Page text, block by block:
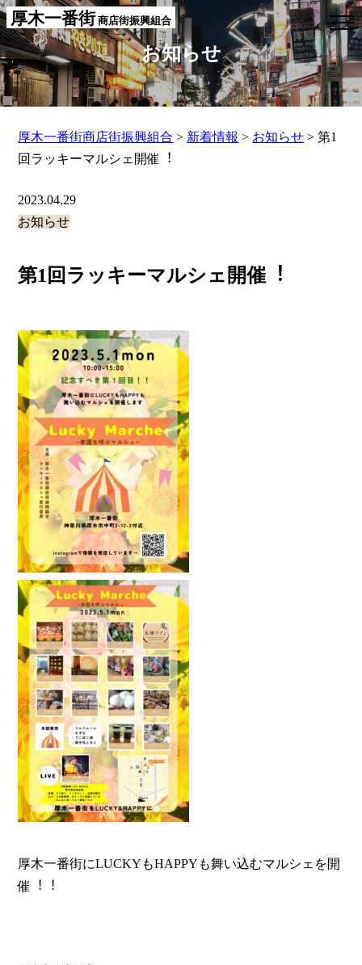
厚木一番街 商店街振興組合
お知らせ
厚木一番街商店街振興組合 > 新着情報 > お知らせ >第1
回ラッキーマルシェ開催︕
2023.04.29
お知らせ
第1回ラッキーマルシェ開催︕
厚木一番街にLUCKYもHAPPYも舞い込むマルシェを開
催︕︕